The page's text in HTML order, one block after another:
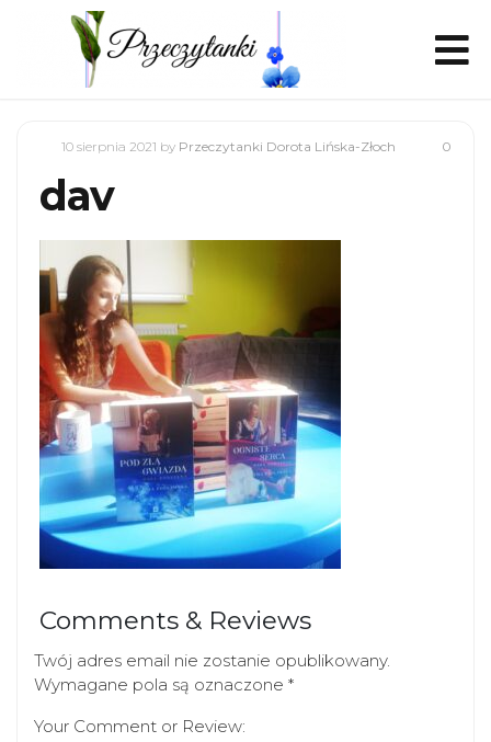
0
10 sierpnia 2021 by Przeczytanki Dorota Lińska-Złoch
dav
Comments & Reviews
Twój adres email nie zostanie opublikowany.
Wymagane pola są oznaczone *
Your Comment or Review: